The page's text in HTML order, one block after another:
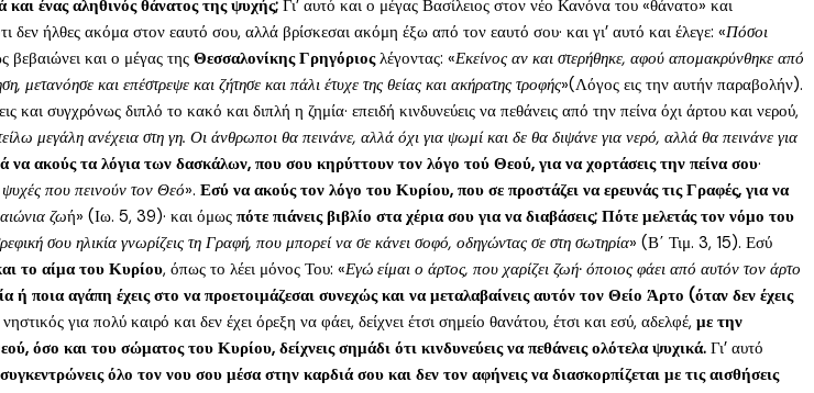
ένας αληθινός θάνατος της ψυχής; Γι’ αυτό και ο μέγας Βασίλειος στον νέο Κανόνα του «θάνατο» και
ήλθες ακόμα στον εαυτό σου, αλλά βρίσκεσαι ακόμη έξω από τον εαυτό σου· και γι’ αυτό και έλεγε: «Πόσοι
και ο μέγας της Θεσσαλονίκης Γρηγόριοςλέγοντας: «Εκείνος αν και στερήθηκε, αφού απομακρύνθηκε από
και επέστρεψε και ζήτησε και πάλι έτυχε της θείας και ακήρατης τροφής»(Λόγος εις την αυτήν παραβολήν).
και συγχρόνως διπλό το κακό και διπλή η ζημία· επειδή κινδυνεύεις να πεθάνεις από την πείνα όχι άρτου και νερού,
μεγάλη ανέχεια στη γη. Οι άνθρωποι θα πεινάνε, αλλά όχι για ψωμί και δε θα διψάνε για νερό, αλλά θα πεινάνε για
να ακούς τα λόγια των δασκάλων, που σου κηρύττουν τον λόγο τού Θεού, για να χορτάσεις την πείνα σου·
που πεινούν τον Θεό». Εσύ να ακούς τον λόγο του Κυρίου, που σε προστάζει να ερευνάς τις Γραφές, για να
αιώνια ζωή» (Ιω. 5, 39)· και όμως πότε πιάνεις βιβλίο στα χέρια σου για να διαβάσεις; Πότε μελετάς τον νόμο του
σου ηλικία γνωρίζεις τη Γραφή, που μπορεί να σε κάνει σοφό, οδηγώντας σε στη σωτηρία» (Β΄ Τιμ. 3, 15). Εσύ
το αίμα του Κυρίου, όπως το λέει μόνος Του: «Εγώ είμαι ο άρτος, που χαρίζει ζωή· όποιος φάει από αυτόν τον άρτο
ή ποια αγάπη έχεις στο να προετοιμάζεσαι συνεχώς και να μεταλαβαίνεις αυτόν τον Θείο Άρτο (όταν δεν έχεις
για πολύ καιρό και δεν έχει όρεξη να φάει, δείχνει έτσι σημείο θανάτου, έτσι και εσύ, αδελφέ, με την
όσο και του σώματος του Κυρίου, δείχνεις σημάδι ότι κινδυνεύεις να πεθάνεις ολότελα ψυχικά. Γι’ αυτό
όλο τον νου σου μέσα στην καρδιά σου και δεν τον αφήνεις να διασκορπίζεται με τις αισθήσεις